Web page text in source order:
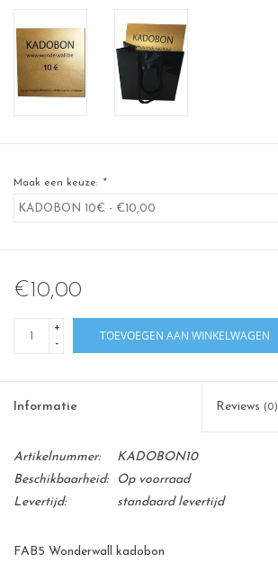
Maak een keuze: *
€10,00
+
-
TOEVOEGEN AAN WINKELWAGEN
Informatie Reviews (0)
Artikelnummer:
KADOBON10
Beschikbaarheid:
Op voorraad
Levertijd:
standaard levertijd
FAB5 Wonderwall kadobon